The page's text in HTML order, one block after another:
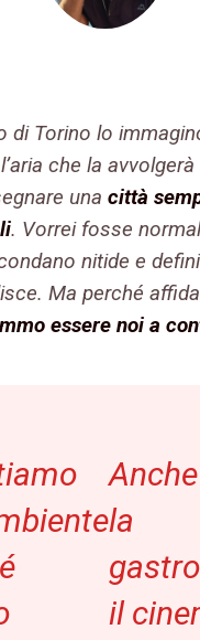
di Torino lo
che la
una città
. Vorrei fosse
nitide e
Ma perché
essere noi a
la
il